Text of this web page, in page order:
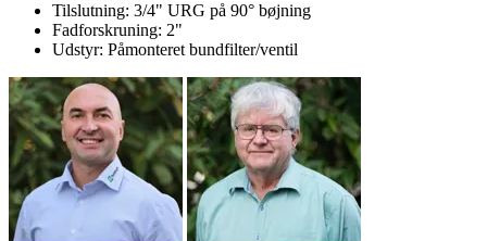
Tilslutning: 3/4" URG på 90° bøjning
Fadforskruning: 2"
Udstyr: Påmonteret bundfilter/ventil